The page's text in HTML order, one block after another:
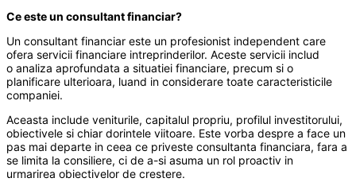
Ce este un consultant financiar?
Un consultant financiar este un profesionist independent care
ofera servicii financiare intreprinderilor. Aceste servicii includ
o analiza aprofundata a situatiei financiare, precum si o
planificare ulterioara, luand in considerare toate caracteristicile
companiei.
Aceasta include veniturile, capitalul propriu, profilul investitorului,
obiectivele si chiar dorintele viitoare. Este vorba despre a face un
pas mai departe in ceea ce priveste consultanta financiara, fara a
se limita la consiliere, ci de a-si asuma un rol proactiv in
urmarirea obiectivelor de crestere.